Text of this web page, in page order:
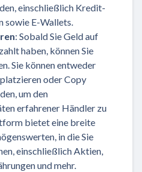
einschließlich Kredit-
sowie E-Wallets.
: Sobald Sie Geld auf
haben, können Sie
Sie können entweder
oder Copy
um den
erfahrener Händler zu
bietet eine breite
in die Sie
einschließlich Aktien,
und mehr.